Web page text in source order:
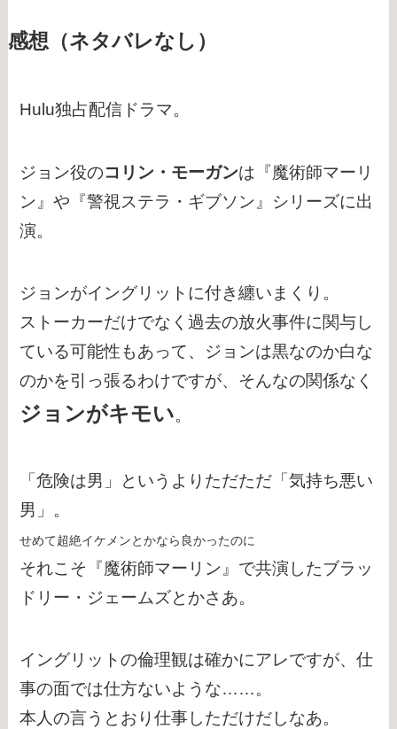
感想（ネタバレなし）
Hulu独占配信ドラマ。
ジョン役のコリン・モーガンは『魔術師マーリ
ン』や『警視ステラ・ギブソン』シリーズに出
演。
ジョンがイングリットに付き纏いまくり。
ストーカーだけでなく過去の放火事件に関与し
ている可能性もあって、ジョンは黒なのか白な
のかを引っ張るわけですが、そんなの関係なく
ジョンがキモい。
「危険は男」というよりただただ「気持ち悪い
男」。
せめて超絶イケメンとかなら良かったのに
それこそ『魔術師マーリン』で共演したブラッ
ドリー・ジェームズとかさあ。
イングリットの倫理観は確かにアレですが、仕
事の面では仕方ないような……。
本人の言うとおり仕事しただけだしなあ。